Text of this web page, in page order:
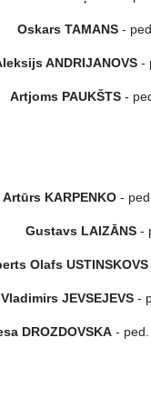
Oskars TAMANS-
ANDRIJANOVS-
Artjoms PAUKŠTS-
Artūrs KARPENKO -
Gustavs LAIZĀNS-
Olafs USTINSKOVS
Vladimirs JEVSEJEVS -
DROZDOVSKA- ped.
laureātus!